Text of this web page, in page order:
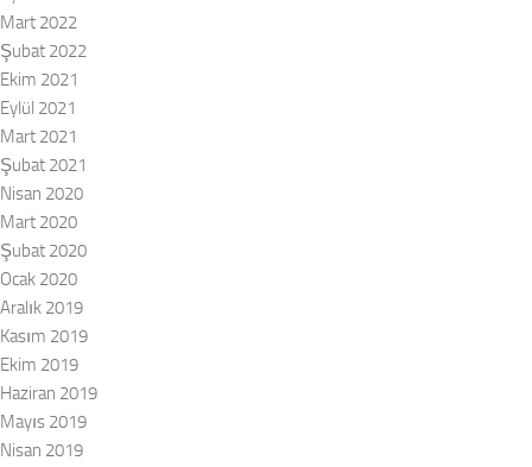
Mart 2022
Şubat 2022
Ekim 2021
Eylül 2021
Mart 2021
Şubat 2021
Nisan 2020
Mart 2020
Şubat 2020
Ocak 2020
Aralık 2019
Kasım 2019
Ekim 2019
Haziran 2019
Mayıs 2019
Nisan 2019